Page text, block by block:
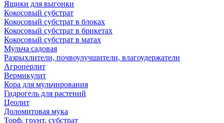
Ящики для выгонки
Кокосовый субстрат
Кокосовый субстрат в блоках
Кокосовый субстрат в брикетах
Кокосовый субстрат в матах
Мульча садовая
Разрыхлители, почвоулучшители, влагоудержатели
Агроперлит
Вермикулит
Кора для мульчирования
Гидрогель для растений
Цеолит
Доломитовая мука
Торф, грунт, субстрат